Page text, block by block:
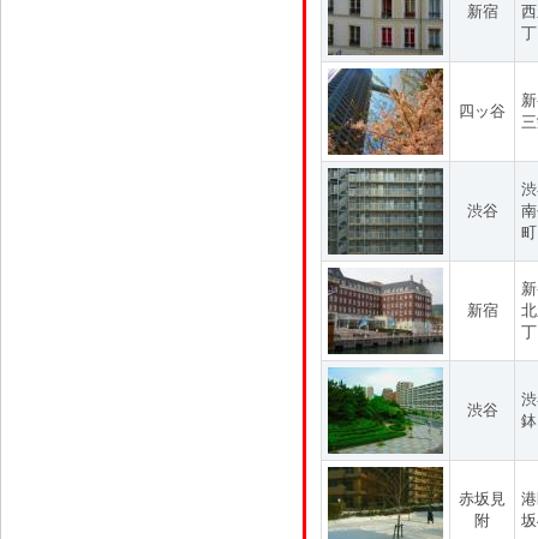
新宿
四ッ谷
渋谷
新宿
渋谷
赤坂見
附